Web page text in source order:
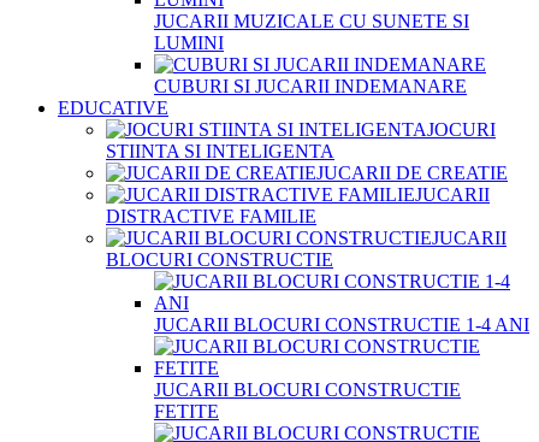
JUCARII MUZICALE CU SUNETE SI
LUMINI
CUBURI SI JUCARII INDEMANARE
EDUCATIVE
JOCURI
STIINTA SI INTELIGENTA
JUCARII DE CREATIE
JUCARII
DISTRACTIVE FAMILIE
JUCARII
BLOCURI CONSTRUCTIE
JUCARII BLOCURI CONSTRUCTIE 1-4 ANI
JUCARII BLOCURI CONSTRUCTIE
FETITE